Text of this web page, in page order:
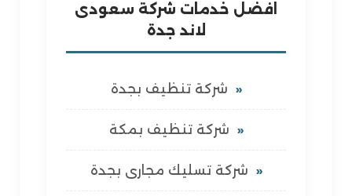
افضل خدمات شركة سعودى
لاند جدة
شركة تنظيف بجدة
شركة تنظيف بمكة
شركة تسليك مجارى بجدة